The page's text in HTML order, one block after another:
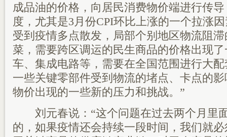
成品油的价格，向居民消费物价端进行传
度，尤其是3月份CPI环比上涨的一个拉涨
受到疫情多点散发，局部个别地区物流阻
菜，需要跨区调运的民生商品的价格出现
车、集成电路等，需要在全国范围进行大
一些关键零部件受到物流的堵点、卡点的
物价出现的一些新的压力和挑战。”
刘元春说：“这个问题在过去两个月里
的，如果疫情还会持续一段时间，我们就